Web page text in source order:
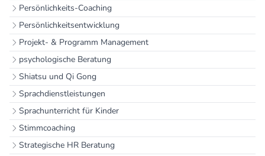
Persönlichkeits-Coaching
Persönlichkeitsentwicklung
Projekt- & Programm Management
psychologische Beratung
Shiatsu und Qi Gong
Sprachdienstleistungen
Sprachunterricht für Kinder
Stimmcoaching
Strategische HR Beratung